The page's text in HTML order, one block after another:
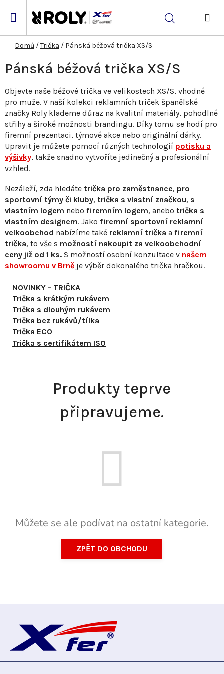
Hledat
Domů /Trička / Pánská béžová trička XS/S
Pánská béžová trička XS/S
Objevte naše béžové trička ve velikostech XS/S, vhodné
pro muže. V naší kolekci reklamních triček španělské
značky Roly klademe důraz na kvalitní materiály, pohodlné
střihy a široké možnosti brandingu. Díky tomu se hodí pro
firemní prezentaci, týmové akce nebo originální dárky.
Upravit je můžete pomocí různých technologií potisku a
výšivky, takže snadno vytvoříte jedinečný a profesionální
vzhled.
Nezáleží, zda hledáte trička pro zaměstnance, pro
sportovní týmy či kluby, trička s vlastní značkou, s
vlastním logem nebo firemním logem, anebo trička s
vlastním designem. Jako firemní sportovní reklamní
velkoobchod nabízíme také reklamní trička a firemní
trička, to vše s možností nakoupit za velkoobchodní
ceny již od 1 ks. S možností osobní konzultace v našem
showroomu v Brně je výběr dokonalého trička hračkou.
NOVINKY - TRIČKA
Trička s krátkým rukávem
Trička s dlouhým rukávem
Trička bez rukávů/tílka
Trička ECO
Trička s certifikátem ISO
Produkty teprve
připravujeme.
Můžete se ale podívat na ostatní kategorie.
ZPĚT DO OBCHODU
p